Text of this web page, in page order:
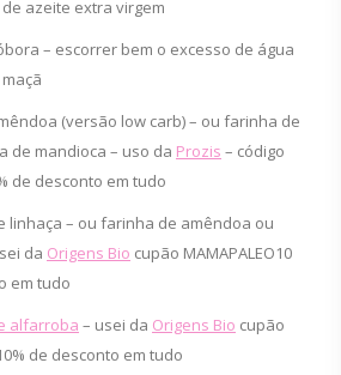
azeite extra virgem
– escorrer bem o excesso de água
(versão low carb) – ou farinha de
de mandioca – uso da Prozis – código
de desconto em tudo
linhaça – ou farinha de amêndoa ou
da Origens Bio cupão MAMAPALEO10
em tudo
alfarroba – usei da Origens Bio cupão
de desconto em tudo